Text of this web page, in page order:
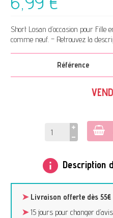
Short Losan d’occasion pour Fille
comme neuf. – Retrouvez la
Référence
info Description
➤ Livraison offerte dès 55€
➤15 jours pour changer d’avis